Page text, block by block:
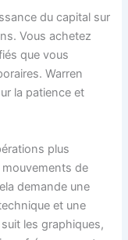
du capital sur
Vous achetez
que vous
Warren
la patience et
plus
de
demande une
et une
les graphiques,